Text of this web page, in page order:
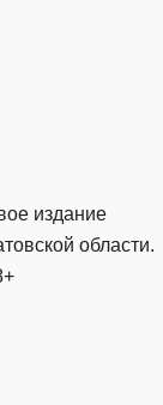
издание
области.